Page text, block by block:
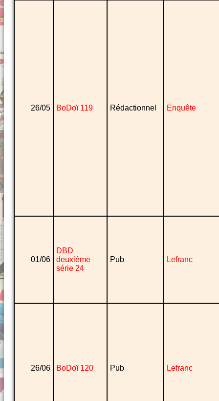
26/05 BoDoï 119 Rédactionnel Enquête
01/06
DBD
deuxième
série 24
Pub Lefranc
26/06 BoDoï 120 Pub Lefranc